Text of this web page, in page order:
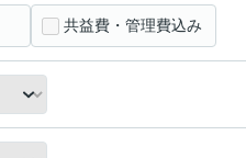
共益費・管理費込み